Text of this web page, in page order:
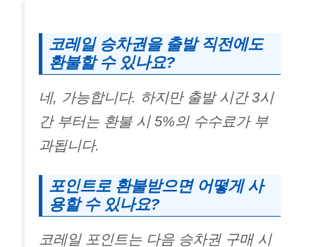
코레일 승차권을 출발 직전에도
환불할 수 있나요?
네, 가능합니다. 하지만 출발 시간 3시
간 부터는 환불 시 5%의 수수료가 부
과됩니다.
포인트로 환불받으면 어떻게 사
용할 수 있나요?
코레일 포인트는 다음 승차권 구매 시